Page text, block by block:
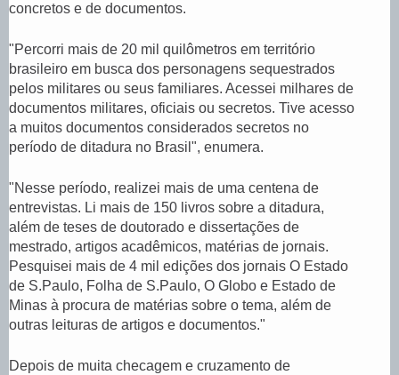
concretos e de documentos.
"Percorri mais de 20 mil quilômetros em território
brasileiro em busca dos personagens sequestrados
pelos militares ou seus familiares. Acessei milhares de
documentos militares, oficiais ou secretos. Tive acesso
a muitos documentos considerados secretos no
período de ditadura no Brasil", enumera.
"Nesse período, realizei mais de uma centena de
entrevistas. Li mais de 150 livros sobre a ditadura,
além de teses de doutorado e dissertações de
mestrado, artigos acadêmicos, matérias de jornais.
Pesquisei mais de 4 mil edições dos jornais O Estado
de S.Paulo, Folha de S.Paulo, O Globo e Estado de
Minas à procura de matérias sobre o tema, além de
outras leituras de artigos e documentos."
Depois de muita checagem e cruzamento de